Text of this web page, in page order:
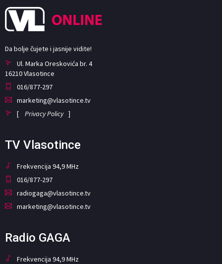
Da bolje čujete i jasnije vidite!
Ul. Marka Oreskovića br. 4
16210 Vlasotince
016/877-297
marketing@vlasotince.tv
[ Privacy Policy ]
TV Vlasotince
Frekvencija 94,9 MHz
016/877-297
radiogaga@vlasotince.tv
marketing@vlasotince.tv
Radio GAGA
Frekvencija 94,9 MHz